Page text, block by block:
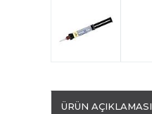
ÜRÜN AÇIKLAMASI